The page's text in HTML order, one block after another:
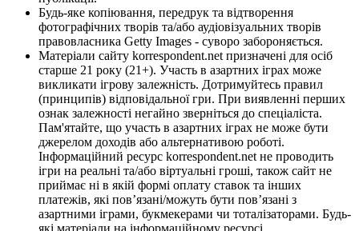
Будь-яке копіювання, передрук та відтворення
фотографічних творів та/або аудіовізуальних творів
правовласника Getty Images - суворо забороняється.
Матеріали сайту korrespondent.net призначені для осіб
старше 21 року (21+). Участь в азартних іграх може
викликати ігрову залежність. Дотримуйтесь правил
(принципів) відповідальної гри. При виявленні перших
ознак залежності негайно зверніться до спеціаліста.
Пам'ятайте, що участь в азартних іграх не може бути
джерелом доходів або альтернативою роботі.
Інформаційний ресурс korrespondent.net не проводить
ігри на реальні та/або віртуальні гроші, також сайт не
приймає ні в якій формі оплату ставок та інших
платежів, які пов’язані/можуть бути пов’язані з
азартними іграми, букмекерами чи тоталізаторами. Будь-
які матеріали на інформаційному ресурсі